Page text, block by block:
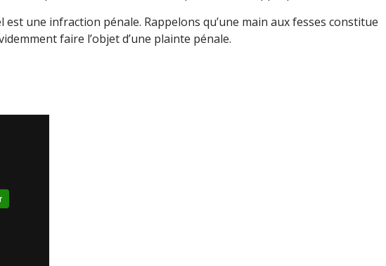
est une infraction pénale. Rappelons qu’une main aux fesses constitue
faire l’objet d’une plainte pénale.